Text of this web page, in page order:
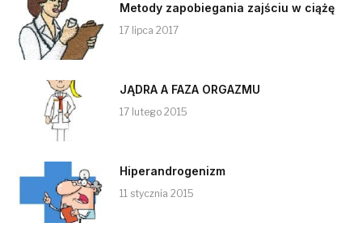
Metody zapobiegania zajściu w ciążę
17 lipca 2017
JĄDRA A FAZA ORGAZMU
17 lutego 2015
Hiperandrogenizm
11 stycznia 2015